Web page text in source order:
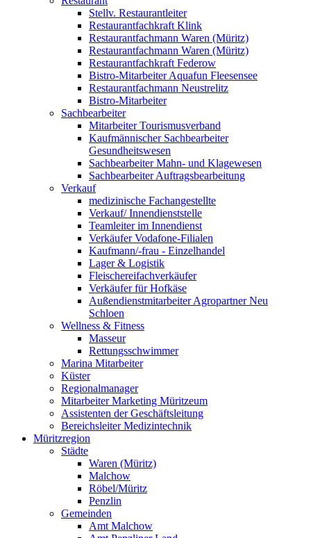
Stellv. Restaurantleiter
Restaurantfachkraft Klink
Restaurantfachmann Waren (Müritz)
Restaurantfachmann Waren (Müritz)
Restaurantfachkraft Federow
Bistro-Mitarbeiter Aquafun Fleesensee
Restaurantfachmann Neustrelitz
Bistro-Mitarbeiter
Sachbearbeiter
Mitarbeiter Tourismusverband
Kaufmännischer Sachbearbeiter
Gesundheitswesen
Sachbearbeiter Mahn- und Klagewesen
Sachbearbeiter Auftragsbearbeitung
Verkauf
medizinische Fachangestellte
Verkauf/ Innendienststelle
Teamleiter im Innendienst
Verkäufer Vodafone-Filialen
Kaufmann/-frau - Einzelhandel
Lager & Logistik
Fleischereifachverkäufer
Verkäufer für Hofkäse
Außendienstmitarbeiter Agropartner Neu
Schloen
Wellness & Fitness
Masseur
Rettungsschwimmer
Marina Mitarbeiter
Küster
Regionalmanager
Mitarbeiter Marketing Müritzeum
Assistenten der Geschäftsleitung
Bereichsleiter Medizintechnik
Müritzregion
Städte
Waren (Müritz)
Malchow
Röbel/Müritz
Penzlin
Gemeinden
Amt Malchow